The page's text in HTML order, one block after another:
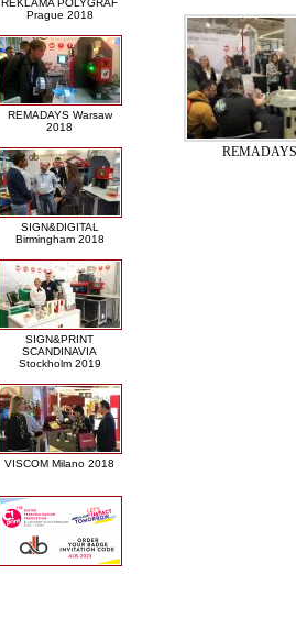
REKLAMA POLYGRAF
Prague 2018
REMADAYS Warsaw
2018
SIGN&DIGITAL
Birmingham 2018
SIGN&PRINT
SCANDINAVIA
Stockholm 2019
VISCOM Milano 2018